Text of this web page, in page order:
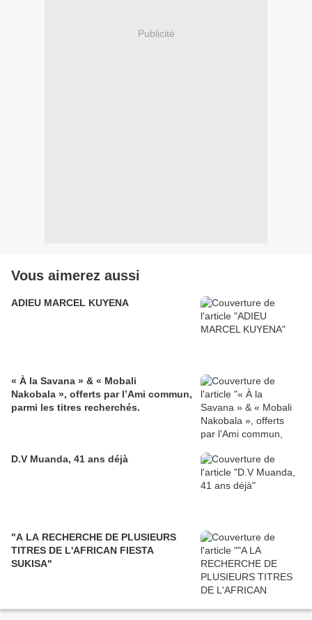
Publicité
Vous aimerez aussi
ADIEU MARCEL KUYENA
« À la Savana » & « Mobali
Nakobala », offerts par l’Ami commun,
parmi les titres recherchés.
D.V Muanda, 41 ans déjà
"A LA RECHERCHE DE PLUSIEURS
TITRES DE L'AFRICAN FIESTA
SUKISA"